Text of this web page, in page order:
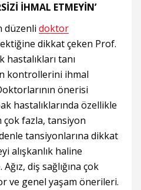
İHMAL ETMEYİN’
düzenli doktor
dikkat çeken Prof.
hastalıkları tanı
kontrollerini ihmal
önerisi
hastalıklarında özellikle
fazla, tansiyon
tansiyonlarına dikkat
alışkanlık haline
diş sağlığına çok
ve genel yaşam önerileri.